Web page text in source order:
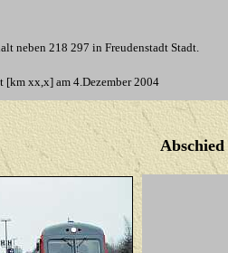
neben 218 297 in Freudenstadt Stadt.
[km xx,x] am 4.Dezember 2004